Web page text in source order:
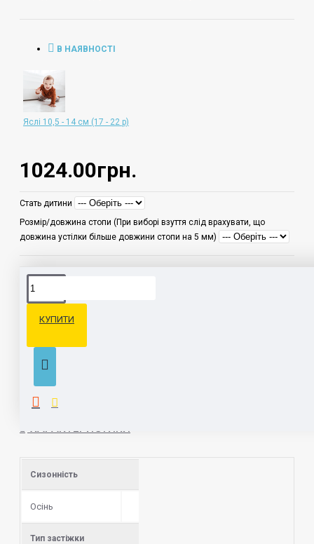
1024.00грн.
В НАЯВНОСТІ
Яслі 10,5 - 14 см (17 - 22 р)
Стать дитини
Розмір/довжина стопи (При виборі взуття слід врахувати, що
довжина устілки більше довжини стопи на 5 мм)
КУПИТИ
ОПИС
Чудові дитячі черевички для малюків ясельного віку. Зроблені з
100% натуральної шкіри на основі шерстяного текстилю, тому
підходять і для демісезонного періоду, і для перших холодів. За
рахунок гумової підошви черевички дуже легкі. Це ідеальне
ХАРАКТЕРИСТИКИ
Сизонність
Осінь
Тип застіжки